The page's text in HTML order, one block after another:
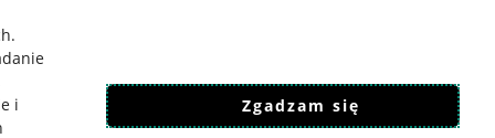
.
i
Zgadzam się